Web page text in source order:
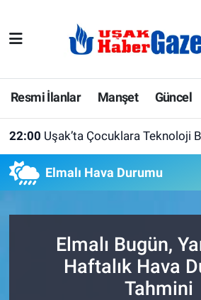
Resmi İlanlar Manşet Güncel
22:00 Uşak’ta Çocuklara Teknoloji Bağımlılığı
Elmalı Hava Durumu
Elmalı Bugün,
Haftalık Hava
Tahmini
E-Gazete
Ekonomi
İlanlar
Köşe Yazarları
Uşak Hava Durumu
Uşak Trafik Yoğunluk Haritası
Haber Arşivi